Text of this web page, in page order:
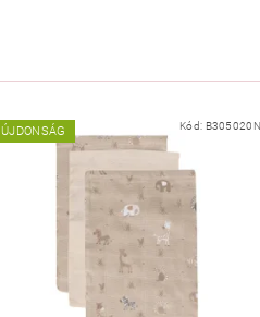
ÚJDONSÁG Kód: B305020N